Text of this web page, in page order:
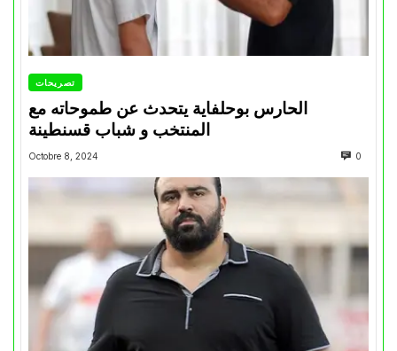
تصريحات
الحارس بوحلفاية يتحدث عن طموحاته مع
المنتخب و شباب قسنطينة
Octobre 8, 2024 0